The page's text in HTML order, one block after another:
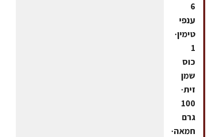
6
ענפי
טימין·
1
כוס
שמן
זית·
100
גרם
חמאה·